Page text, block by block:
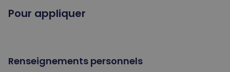
Pour appliquer
Renseignements personnels